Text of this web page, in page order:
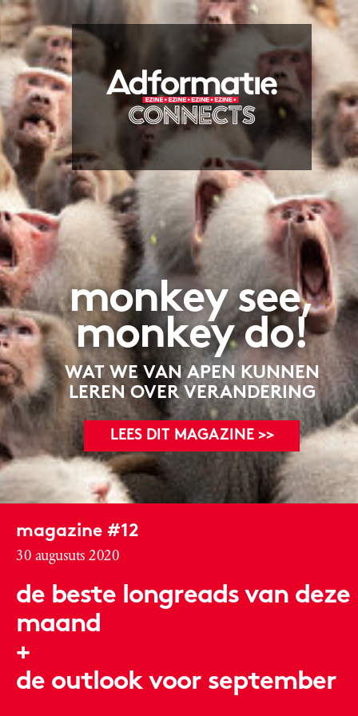
monkey see,
monkey do!
WAT WE VAN APEN KUNNEN
LEREN OVER VERANDERING
LEES DIT MAGAZINE >>
magazine #12
30 augusuts 2020
de beste longreads van deze
maand
+
de outlook voor september